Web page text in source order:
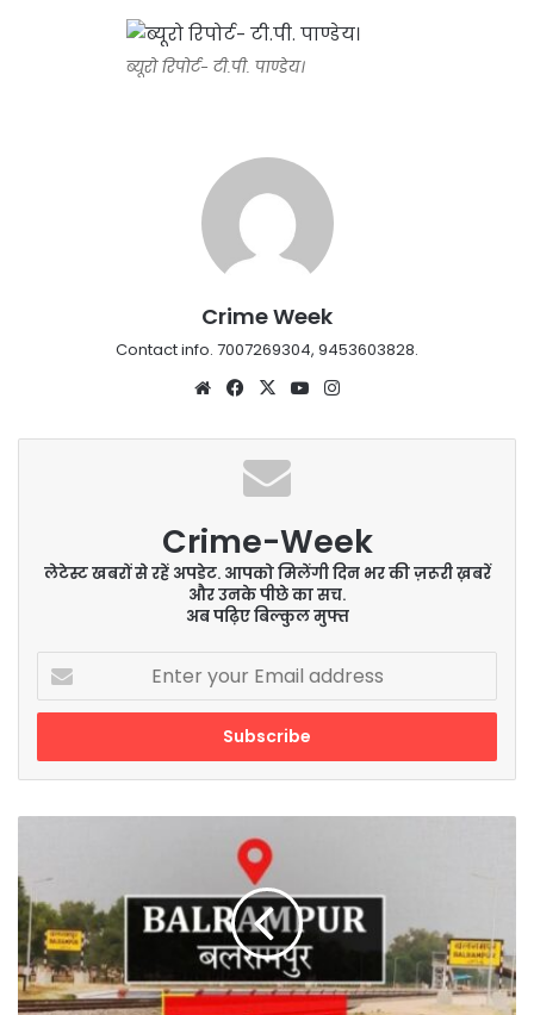
ब्यूरो रिपोर्ट- टी.पी. पाण्डेय।
Crime Week
Contact info. 7007269304, 9453603828.
WebsiteFacebook
X YouTube
Crime-Week
लेटेस्ट खबरों से रहें अपडेट. आपको मिलेंगी दिन भर की ज़रूरी ख़बरें
और उनके पीछे का सच.
अब पढ़िए बिल्कुल मुफ्त
your
Email
मंत्री
लेंगे
कार्यक्रम
स्थल
का
जायजा